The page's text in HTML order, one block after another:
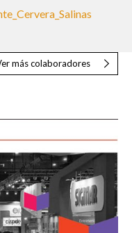
más colaboradores